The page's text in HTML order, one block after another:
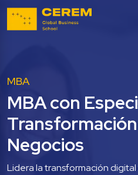
MBA
MBA con
Negocios
Lidera la transformación